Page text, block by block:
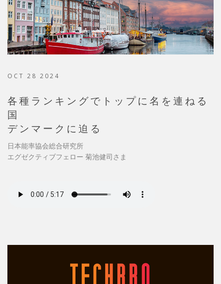
OCT 28 2024
各種ランキングでトップに名を連ねる
国
デンマークに迫る
日本能率協会総合研究所
エグゼクティブフェロー 菊池健司さま